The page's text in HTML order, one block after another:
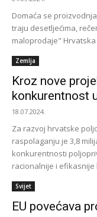
Domaća se
traju desetljećima,
maloprodaje"
Zemlja
Kroz nove
konkurentnost
18.07.2024.
Za razvoj hrvatske
raspolaganju je 3,8
konkurentnosti
racionalnije i efikasnije
Svijet
EU povećava